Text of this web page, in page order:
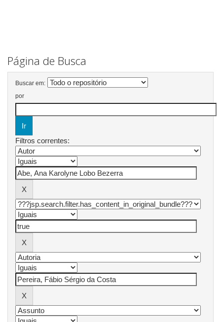
Página de Busca
Buscar em:
por
Filtros correntes: